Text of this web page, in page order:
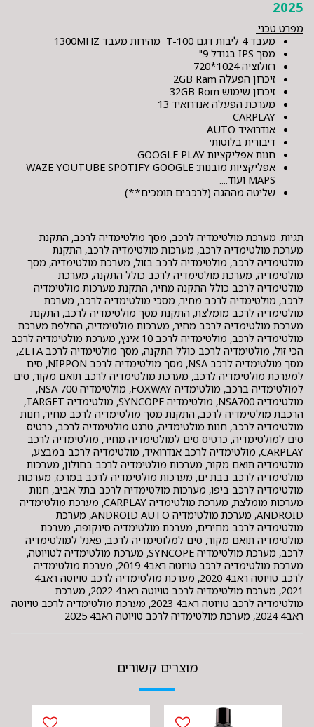
2025
מפרט טכני:
מעבד 4 ליבות דגם T-100 מהירות מעבד 1300MHZ
מסך IPS בגודל 9"
רזולוציה 1024*720
זיכרון הפעלה 2GB Ram
זיכרון שימוש 32GB Rom
מערכת הפעלה אנדרואיד 13
CARPLAY
אנדרואיד AUTO
דיבורית בלוטות׳
חנות אפליקציות GOOGLE PLAY
אפליקציות מובנות: WAZE YOUTUBE SPOTIFY GOOGLE
MAPS ועוד....
שליטה מההגה (לרכבים תומכים**)
תגיות: מערכת מולטימדיה לרכב, מסך מולטימדיה לרכב, התקנת
מערכת מולטימדיה לרכב, מערכות מולטימדיה לרכב, התקנת
מולטימדיה לרכב, מולטימדיה לרכב בזול, מערכת מולטימדיה, מסך
מולטימדיה, מערכת מולטימדיה לרכב כולל התקנה, מערכת
מולטימדיה לרכב כולל התקנה מחיר, התקנת מערכות מולטימדיה
לרכב, מולטימדיה לרכב מחיר, מסכי מולטימדיה לרכב, מערכת
מולטימדיה לרכב מומלצת, התקנת מסך מולטימדיה לרכב, התקנת
מערכת מולטימדיה לרכב מחיר, מערכות מולטימדיה, החלפת מערכת
מולטימדיה לרכב, מולטימדיה לרכב 10 אינץ, מערכת מולטימדיה לרכב
הכי זול, מולטימדיה לרכב כולל התקנה, מסך מולטימדיה לרכב ZETA,
מסך מולטימדיה לרכב NSA, מסך מולטימדיה לרכב NIPPON, סים
למערכת מולטימדיה לרכב, מערכת מולטימדיה לרכב תואם מקור, סים
למולטימדיה ברכב, מולטימדיה FOXWAY, מולטימדיה NSA 700,
מולטימדיה NSA700, מולטימדיה SYNCOPE, מולטימדיה TARGET,
הרכבת מולטימדיה לרכב, התקנת מסך מולטימדיה לרכב מחיר, חנות
מולטימדיה לרכב, חנות מולטימדיה, טרגט מולטימדיה לרכב, כרטיס
סים למולטימדיה, כרטיס סים למולטימדיה מחיר, מולטימדיה לרכב
CARPLAY, מולטימדיה לרכב אנדרואיד, מולטימדיה לרכב במבצע,
מולטימדיה תואם מקור, מערכות מולטימדיה לרכב בחולון, מערכות
מולטימדיה לרכב בבת ים, מערכות מולטימדיה לרכב במרכז, מערכות
מולטימדיה לרכב ביפו, מערכות מולטימדיה לרכב בתל אביב, חנות
מערכות מומלצת, מערכת מולטימדיה CARPLAY, מערכת מולטימדיה
ANDROID, מערכת מולטימדיה ANDROID AUTO, מערכת
מולטימדיה לרכב מחירים, מערכת מולטימדיה סינקופה, מערכת
מולטימדיה תואם מקור, סים למלוטימדיה לרכב, פאנל למולטימדיה
לרכב, מערכת מולטימדיה SYNCOPE, מערכת מולטימדיה לטויוטה,
מערכת מולטימדיה לרכב טויוטה ראב4 2019, מערכת מולטימדיה
לרכב טויוטה ראב4 2020, מערכת מולטימדיה לרכב טויוטה ראב4
2021, מערכת מולטימדיה לרכב טויוטה ראב4 2022, מערכת
מולטימדיה לרכב טויוטה ראב4 2023, מערכת מולטימדיה לרכב טויוטה
ראב4 2024, מערכת מולטימדיה לרכב טויוטה ראב4 2025
מוצרים קשורים